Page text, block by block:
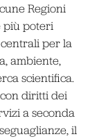
Regioni
più poteri
per la
ambiente,
scientifica.
diritti dei
a seconda
il